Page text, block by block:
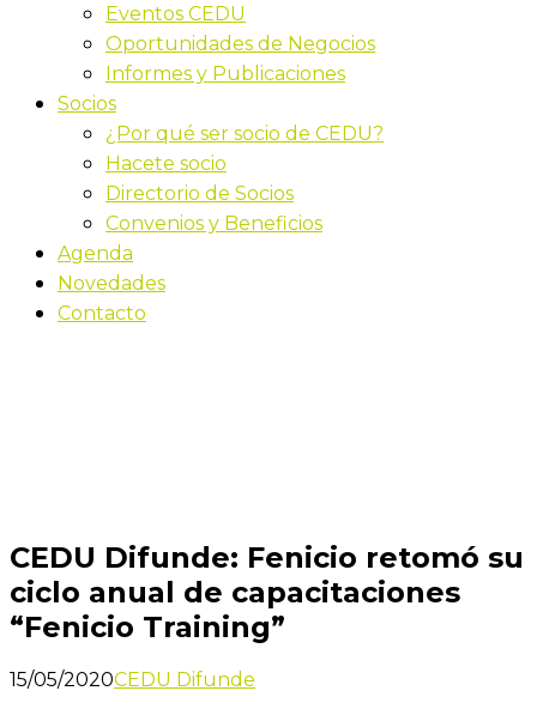
Eventos CEDU
Oportunidades de Negocios
Informes y Publicaciones
Socios
¿Por qué ser socio de CEDU?
Hacete socio
Directorio de Socios
Convenios y Beneficios
Agenda
Novedades
Contacto
CEDU Difunde: Fenicio retomó su
ciclo anual de capacitaciones
“Fenicio Training”
15/05/2020CEDU Difunde